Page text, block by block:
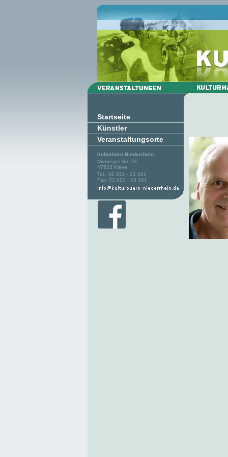
Startseite
Künstler
Veranstaltungsorte
Kulturbüro Niederrhein
Nimweger Str. 58
47533 Kleve
Tel.: 02 821 - 24 161
Fax: 02 821 - 13 161